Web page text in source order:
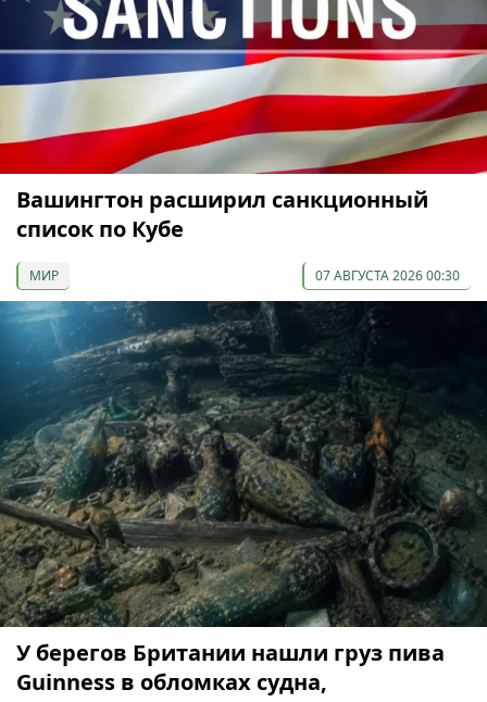
Вашингтон расширил санкционный
список по Кубе
МИР 07 АВГУСТА 2026 00:30
У берегов Британии нашли груз пива
Guinness в обломках судна,